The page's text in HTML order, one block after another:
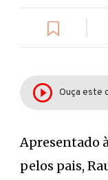
Ouça este
Apresentado
pelos pais,